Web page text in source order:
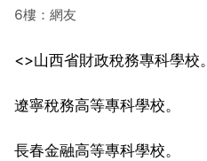
6樓：網友
<>山西省財政稅務專科學校。
遼寧稅務高等專科學校。
長春金融高等專科學校。